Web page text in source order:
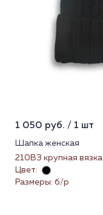
1 050 руб. / 1 шт
Шапка женская
210ВЗ крупная вязка
Цвет:
Размеры: б/р